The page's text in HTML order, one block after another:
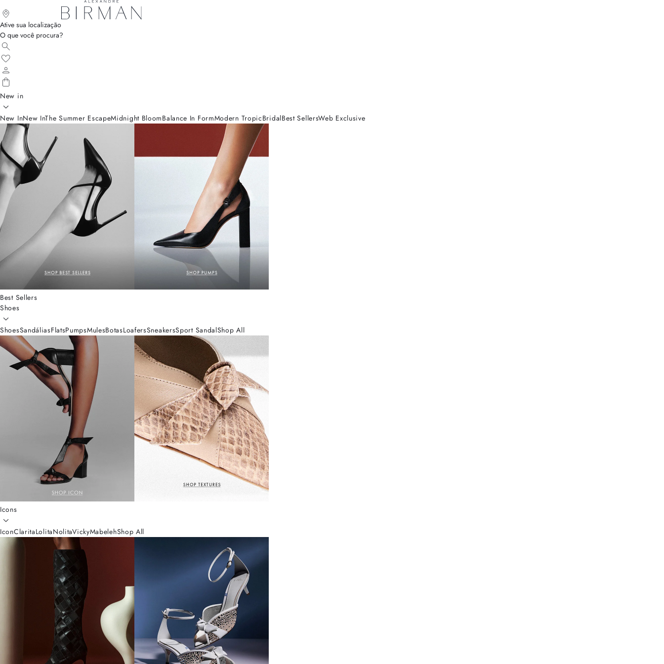
Ative sua localização
O que você procura?
New in
New InNew InThe Summer EscapeMidnight BloomBalance In FormModern TropicBridalBest SellersWeb Exclusive
Best Sellers
Shoes
ShoesSandáliasFlatsPumpsMulesBotasLoafersSneakersSport SandalShop All
Icons
IconClaritaLolitaNolitaVickyMabelehShop All